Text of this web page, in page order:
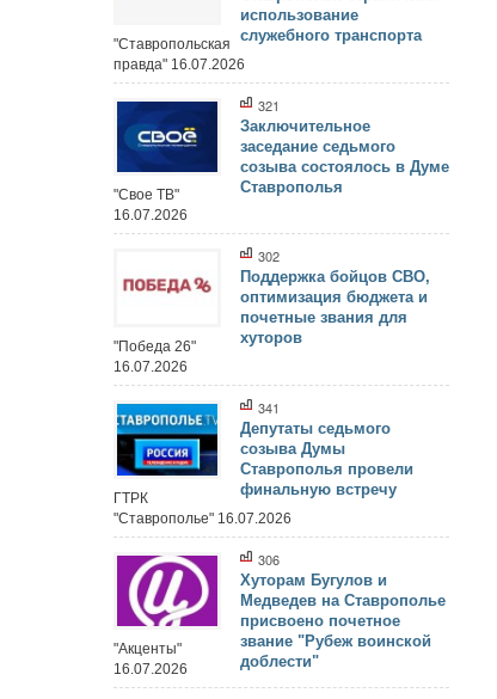
использование
служебного транспорта
"Ставропольская
правда" 16.07.2026
321
Заключительное
заседание седьмого
созыва состоялось в Думе
Ставрополья
"Свое ТВ"
16.07.2026
302
Поддержка бойцов СВО,
оптимизация бюджета и
почетные звания для
хуторов
"Победа 26"
16.07.2026
341
Депутаты седьмого
созыва Думы
Ставрополья провели
финальную встречу
ГТРК
"Ставрополье" 16.07.2026
306
Хуторам Бугулов и
Медведев на Ставрополье
присвоено почетное
звание "Рубеж воинской
доблести"
"Акценты"
16.07.2026